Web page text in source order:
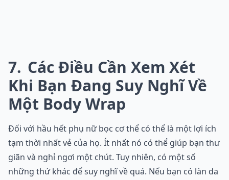
7 Các Điều Cần Xem Xét
Khi Bạn Đang Suy Nghĩ Về
Một Body Wrap
Đối với hầu hết phụ nữ bọc cơ thể có thể là một lợi ích
tạm thời nhất vẻ của họ. Ít nhất nó có thể giúp bạn thư
giãn và nghỉ ngơi một chút. Tuy nhiên, có một số
những thứ khác để suy nghĩ về quá. Nếu bạn có làn da